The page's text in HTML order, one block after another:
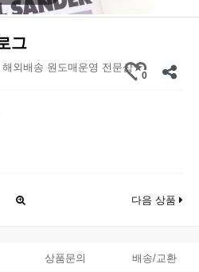
그
외배송 원도매운영 전문샵★
0
다음 상품
상품문의 배송/교환